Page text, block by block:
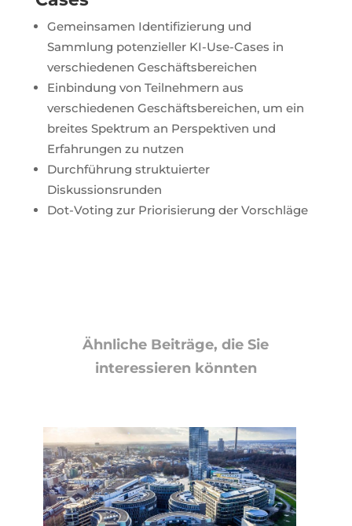
Gemeinsamen Identifizierung und
Sammlung potenzieller KI-Use-Cases in
verschiedenen Geschäftsbereichen
Einbindung von Teilnehmern aus
verschiedenen Geschäftsbereichen, um ein
breites Spektrum an Perspektiven und
Erfahrungen zu nutzen
Durchführung struktuierter
Diskussionsrunden
Dot-Voting zur Priorisierung der Vorschläge
Ähnliche Beiträge, die Sie
interessieren könnten